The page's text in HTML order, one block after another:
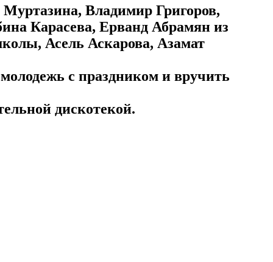
Владимир Григоров,
Карасева, Ерванд Абрамян из
Асель Аскарова, Азамат
с праздником и вручить
дискотекой.